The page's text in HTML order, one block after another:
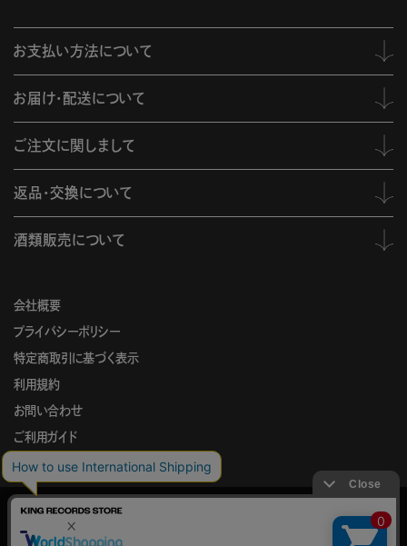
会社概要
プライバシーポリシー
特定商取引に基づく表示
利用規約
お問い合わせ
ご利用ガイド
KING
お支払い方法について
お届け・配送について
ご注文に関しまして
返品・交換について
酒類販売について
このサイトでは、サイトの利便性向上を目的に、Cookieを使用していま
す。